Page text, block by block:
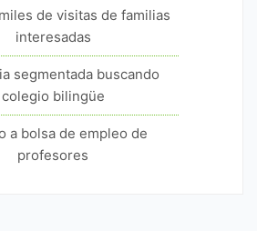
de visitas de familias
interesadas
segmentada buscando
colegio bilingüe
a bolsa de empleo de
profesores